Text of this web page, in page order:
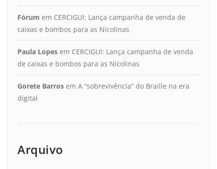
Fórum em CERCIGUI: Lança campanha de venda de
caixas e bombos para as Nicolinas
Paula Lopes em CERCIGUI: Lança campanha de venda
de caixas e bombos para as Nicolinas
Gorete Barros em A “sobrevivência” do Braille na era
digital
Arquivo